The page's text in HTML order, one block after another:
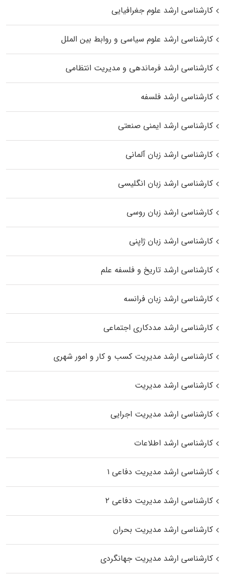
کارشناسی ارشد علوم جغرافیایی
کارشناسی ارشد علوم سیاسی و روابط بین الملل
کارشناسی ارشد فرماندهی و مدیریت انتظامی
کارشناسی ارشد فلسفه
کارشناسی ارشد ایمنی صنعتی
کارشناسی ارشد زبان آلمانی
کارشناسی ارشد زبان انگلیسی
کارشناسی ارشد زبان روسی
کارشناسی ارشد زبان ژاپنی
کارشناسی ارشد تاریخ و فلسفه علم
کارشناسی ارشد زبان فرانسه
کارشناسی ارشد مددکاری اجتماعی
کارشناسی ارشد مدیریت کسب و کار و امور شهری
کارشناسی ارشد مدیریت
کارشناسی ارشد مدیریت اجرایی
کارشناسی ارشد اطلاعات
کارشناسی ارشد مدیریت دفاعی ۱
کارشناسی ارشد مدیریت دفاعی ۲
کارشناسی ارشد مدیریت بحران
کارشناسی ارشد مدیریت جهانگردی